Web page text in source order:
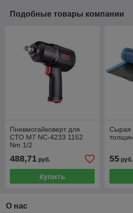
Подобные товары компании
Пневмогайковерт для
СТО М7 NC-4233 1152
Nm 1/2
488,71 руб.
Купить
Сырая
55руб.
О нас